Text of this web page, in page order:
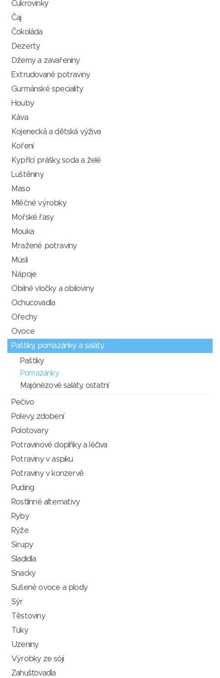
Cukrovinky
Čaj
Čokoláda
Dezerty
Džemy a zavařeniny
Extrudované potraviny
Gurmánské speciality
Houby
Káva
Kojenecká a dětská výživa
Koření
Kypřící prášky, soda a želé
Luštěniny
Maso
Mléčné výrobky
Mořské řasy
Mouka
Mražené potraviny
Müsli
Nápoje
Obilné vločky a obiloviny
Ochucovadla
Ořechy
Ovoce
Paštiky, pomazánky a saláty
Paštiky
Pomazánky
Majónézové saláty, ostatní
Pečivo
Polevy, zdobení
Polotovary
Potravinové doplňky a léčiva
Potraviny v aspiku
Potraviny v konzervě
Puding
Rostlinné alternativy
Ryby
Rýže
Sirupy
Sladidla
Snacky
Sušené ovoce a plody
Sýr
Těstoviny
Tuky
Uzeniny
Výrobky ze sóji
Zahušťovadla